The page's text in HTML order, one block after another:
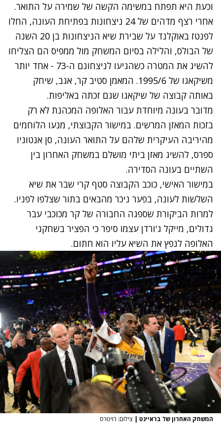
וכעת היא תפתח במשימה הקשה של שמירה על התואר.
אחרי רצף מדהים של 24 ניצחונות בפתיחת העונה, החלו
לפנטז באוקלנד על שבירת שיא הניצחונות בן 20 השנה
של הבולס, והלילה בסיום המשחק מול ממפיס הם הצליחו
להשיג את המטרה כשהגיעו לניצחונם ה-73 - אחד יותר
משיקאגו של 1995/6. המאמן סטיב קר, אגב, שיחק
באותה קבוצה של שיקאגו שגם זכתה באליפות.
מדובר בעונה מיוחדת עבור האלופה המכהנת לא רק
בזכות המאזן המרשים. במישור הקבוצתי, מנעו הלוחמים
מהיריבה העיקרית שלהם על התואר העונה, סן אנטוניו
ספרס, להשיג מאזן ביתי מושלם במשחק האחרון בין
השתיים בעונה הסדירה.
במישור האישי, כוכב הקבוצה סטף קרי שבר את שיא
השלשות לעונה, בפער ניכר מהבאים בתור שצלפו לפניו.
למרות הביקורת שספגה החבורה של קר מכוכבי עבר
גדולים, מייקל ג'ורדן עצמו סיפר כי הפציר בשחקני
האלופה לנפץ את השיא עליו הוא חתום.
המשחק האחרון של בראיינט | צילום: רויטרס